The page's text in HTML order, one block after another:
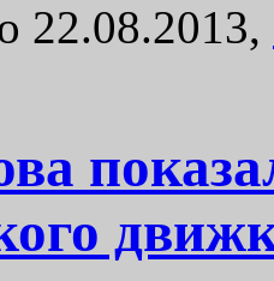
22.08.2013,